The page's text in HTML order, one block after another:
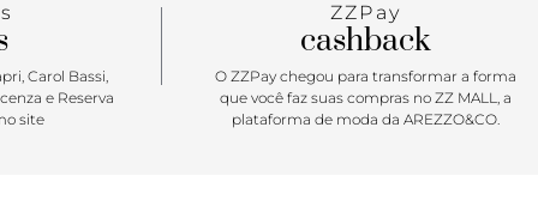
Carol Bassi,
e Reserva
site
ZZPay
cashback
O ZZPay chegou para transformar a forma
que você faz suas compras no ZZ MALL, a
plataforma de moda da AREZZO&CO.